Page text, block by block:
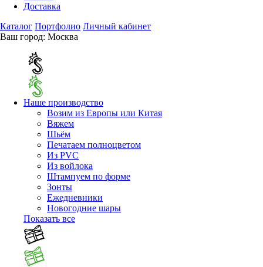
Доставка
Каталог Портфолио Личный кабинет
Ваш город: Москва
Наше производство
Возим из Европы или Китая
Вяжем
Шьём
Печатаем полноцветом
Из PVC
Из войлока
Штампуем по форме
Зонты
Ежедневники
Новогодние шары
Показать все